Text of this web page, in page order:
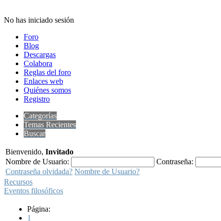
No has iniciado sesión
Foro
Blog
Descargas
Colabora
Reglas del foro
Enlaces web
Quiénes somos
Registro
Categorías
Temas Recientes
Buscar
Bienvenido, Invitado
Nombre de Usuario:
Contraseña:
Contraseña olvidada? Nombre de Usuario?
Recursos
Eventos filosóficos
Página:
1